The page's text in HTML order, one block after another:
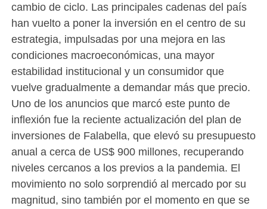
cambio de ciclo. Las principales cadenas del país
han vuelto a poner la inversión en el centro de su
estrategia, impulsadas por una mejora en las
condiciones macroeconómicas, una mayor
estabilidad institucional y un consumidor que
vuelve gradualmente a demandar más que precio.
Uno de los anuncios que marcó este punto de
inflexión fue la reciente actualización del plan de
inversiones de Falabella, que elevó su presupuesto
anual a cerca de US$ 900 millones, recuperando
niveles cercanos a los previos a la pandemia. El
movimiento no solo sorprendió al mercado por su
magnitud, sino también por el momento en que se